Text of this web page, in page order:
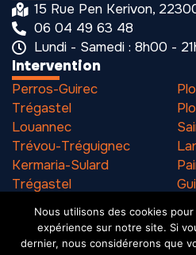
Intervention
Perros-Guirec
Trégastel
Louannec
Trévou-Tréguignec
Kermaria-Sulard
Trégastel
Pleumeur-Bodou
15 Rue Pen Kerivon,
06 04 49 63 48
Lundi - Samedi : 8h00 -
Nous utilisons des cookies
expérience sur notre site. Si
dernier, nous considérerons que